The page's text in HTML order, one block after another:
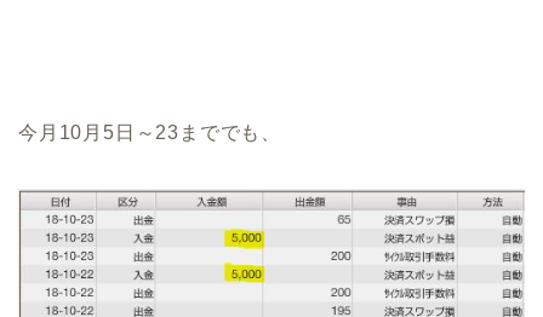
今月10月5日～23まででも、